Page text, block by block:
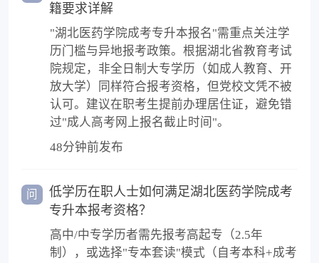
籍要求详解
"湖北医药学院成考专升本报名"需重点关注学
历门槛与异地报考政策。根据湖北省教育考试
院规定，非全日制大专学历（如成人教育、开
放大学）同样符合报考资格，但党校文凭不被
认可。建议在职考生提前办理居住证，避免错
过"成人高考网上报名截止时间"。
48分钟前发布
问
低学历在职人士如何满足湖北医药学院成考
专升本报考资格？
高中/中专学历者需先报考高起专（2.5年
制），或选择"专本套读"模式（自考本科+成考